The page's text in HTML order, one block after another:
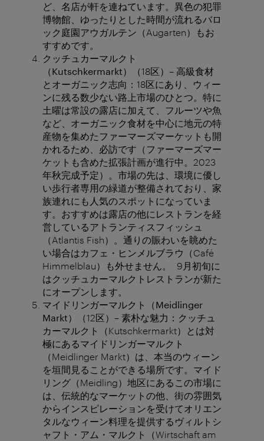
ど、名店が軒を連ねています。異色の犯罪
博物館、ゆったりとした時間が流れるバロ
ック庭園アウガルテン（Augarten）もお
すすめです。
クッチュカーマルクト
（Kutschkermarkt）
（18区）– 高級食材
とオーガニック志向：18区にあり、ウィー
ンに残る数少ない路上市場のひとつ。特に
土曜は常設の露店に加えて、フルーツや魚
など、オーガニック食材を中心に地元の特
産物を集めたファーマーズマーケットも開
かれるため、必訪です（ファーマーズマー
ケットも含めた拡張計画が進行中。2023
年秋完成予定）。市場の先は、環境に優し
い歩行者専用の緑道が整備されており、家
族連れにも人気のスポットになっていま
す。おすすめは露店の他にレストランを経
営しているアトランティスフィッシュ
（Atlantis Fish）。通りの賑わいを眺めた
い場合はカフェ・ヒンメルブラウ（Café
Himmelblau）も外せません。 9月初旬に
はクッチュカーマルクトレストランが新た
にオープンします。
マイドリンガーマルクト（Meidlinger
Markt）
（12区）– 素朴な魅力：クッチュ
カーマルクト（Kutschkermarkt）とは対
極にあるマイドリンガーマルクト
（Meidlinger Markt）は、本当のウィーン
を垣間見ることができる場所です。マイド
リング（Meidling）地区にあるこの市場に
は、伝統的なマーケットの他、街の雰囲気
からインスピレーションを受けてオリエン
タルなウィーン料理を提供するヴィルトシ
ャフト・アム・マルクト（Wirtschaft am